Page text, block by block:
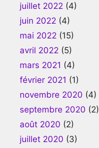
juillet 2022 (4)
juin 2022 (4)
mai 2022 (15)
avril 2022 (5)
mars 2021 (4)
février 2021 (1)
novembre 2020 (4)
septembre 2020 (2)
août 2020 (2)
juillet 2020 (3)